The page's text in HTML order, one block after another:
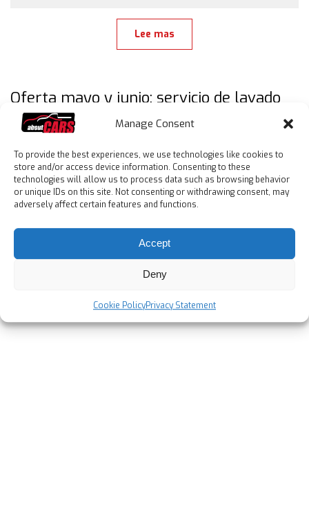
Manage Consent
To provide the best experiences, we use technologies like cookies to
store and/or access device information. Consenting to these
technologies will allow us to process data such as browsing behavior
or unique IDs on this site. Not consenting or withdrawing consent, may
adversely affect certain features and functions.
Accept
Deny
Cookie PolicyPrivacy Statement
Lee mas
Oferta mayo y junio: servicio de lavado
• • • Y la sonrisa no te sale más de tu cara!
1 2 17